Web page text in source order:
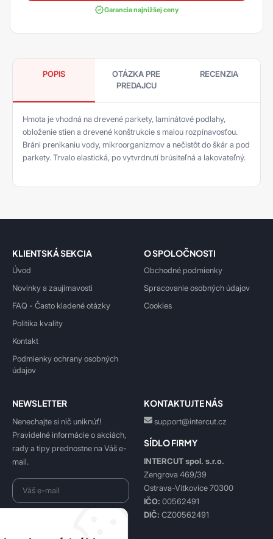
Garancia najnižšej ceny
POPIS
OTÁZKA PRE
PREDAJCU
RECENZIA
Hmota je vhodná na drevené parkety, laminátové podlahy,
obloženie stien a drevené konštrukcie s malou rozpínavosťou.
Bráni prenikaniu vody, mikroorganizmov a nečistôt do škár a pod
parkety. Trvalo elastická, po vytvrdnutí brúsiteľná a lakovateľný.
KLIENTSKÁ SEKCIA
Úvod
Novinky a zaujímavosti
FAQ - Často kladené otázky
Politika kvality
Kontakt
Podmienky ochrany osobných
údajov
O SPOLOČNOSTI
Obchodné podmienky
Spracovanie osobných údajov
Cookies
NEWSLETTER
Nenechajte si nič uniknúť!
Pravidelné informácie o akciách,
rady a tipy prednostne na Váš e-
mail.
KONTAKTUJTE NÁS
support@intercut.cz
SÍDLO FIRMY
INTERCUT spol. s.r.o.
Zengrova 469/39
Ostrava-Vítkovice 70300
IČO: 00562491
DIČ: CZ00562491